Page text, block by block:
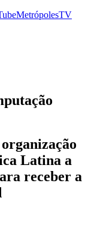
MetrópolesTV
Latina a
receber a